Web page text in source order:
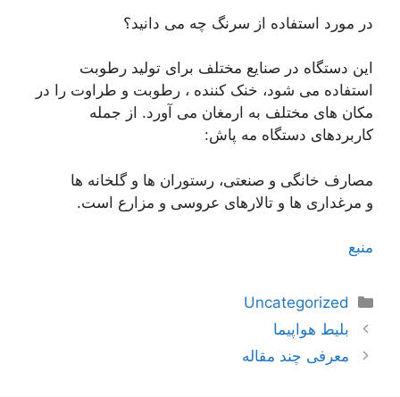
در مورد استفاده از سرنگ چه می دانید؟
این دستگاه در صنایع مختلف برای تولید رطوبت
استفاده می شود، خنک کننده ، رطوبت و طراوت را در
مکان های مختلف به ارمغان می آورد. از جمله
کاربردهای دستگاه مه پاش:
مصارف خانگی و صنعتی، رستوران ها و گلخانه ها
و مرغداری ها و تالارهای عروسی و مزارع است.
منبع
دسته‌ها
Uncategorized
ناوبری
نوشته‌ها
بلیط هواپیما
معرفی چند مقاله